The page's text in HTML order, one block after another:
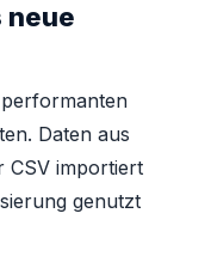
neue
Daten aus
CSV importiert
genutzt